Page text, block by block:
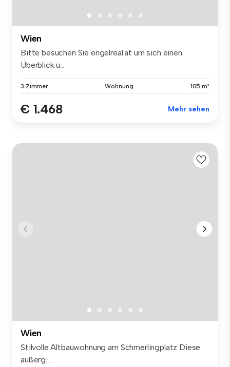
Wien
Bitte besuchen Sie engelreal.at um sich einen
Überblick ü...
3 Zimmer Wohnung 105 m²
€ 1.468 Mehr sehen
Wien
Stilvolle Altbauwohnung am Schmerlingplatz Diese
außerg...